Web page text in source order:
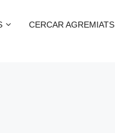
CERCAR AGREMIATS